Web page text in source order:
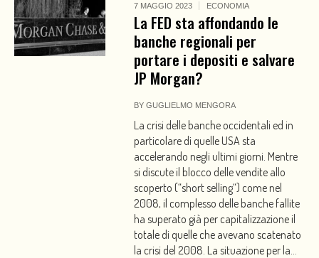
7 MAGGIO 2023 ECONOMIA
La FED sta affondando le
banche regionali per
portare i depositi e salvare
JP Morgan?
BYGUGLIELMO MENGORA
La crisi delle banche occidentali ed in
particolare di quelle USA sta
accelerando negli ultimi giorni. Mentre
si discute il blocco delle vendite allo
scoperto (“short selling“) come nel
2008, il complesso delle banche fallite
ha superato già per capitalizzazione il
totale di quelle che avevano scatenato
la crisi del 2008. La situazione per la...